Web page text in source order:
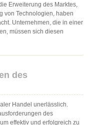
Erweiterung des Marktes,
von Technologien, haben
Unternehmen, die in einer
müssen sich diesen
des
Handel unerlässlich.
des
effektiv und erfolgreich zu